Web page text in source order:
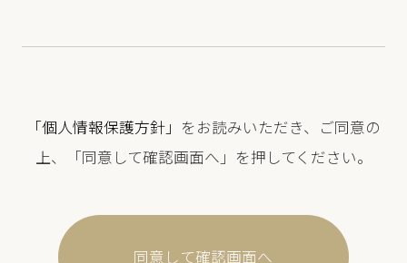
「個人情報保護方針」 をお読みいただき、ご同意の
上、「同意して確認画面へ」を押してください。